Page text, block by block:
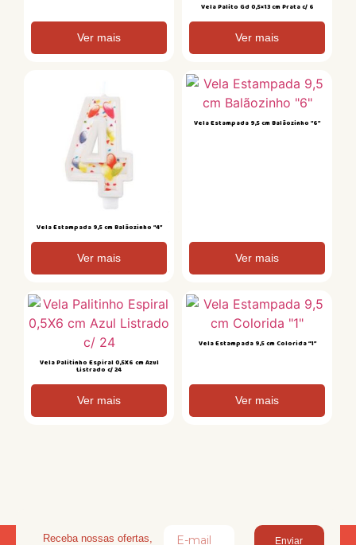
Ver mais
Vela Palito Gd 0,5×13 cm Prata c/ 6
Ver mais
Vela Estampada 9,5 cm Balãozinho “4”
Ver mais
Vela Estampada 9,5 cm Balãozinho “6”
Ver mais
Vela Palitinho Espiral 0,5X6 cm Azul
Listrado c/ 24
Ver mais
Vela Estampada 9,5 cm Colorida “1”
Ver mais
Receba nossas ofertas,
Enviar